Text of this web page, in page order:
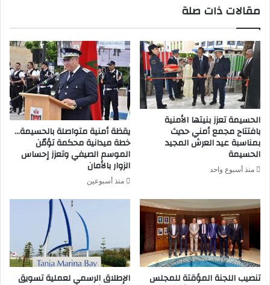
مقالات ذات صلة
الحسيمة تعزز بنيتها الأمنية
بافتتاح مجمع أمني حديث
بمناسبة عيد العرش المجيد
الحسيمة
منذ أسبوع واحد
يقظة أمنية متواصلة بالحسيمة…
خطة ميدانية محكمة تؤمّن
الموسم الصيفي وتعزز إحساس
الزوار بالأمان
منذ أسبوعين
تنصيب اللجنة المؤقتة للمجلس الإطلاق الرسمي لعملية تسويق